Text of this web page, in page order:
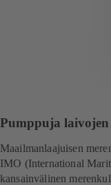
Pumppuja
Maailmanlaajuisen
IMO (International
kansainvälinen